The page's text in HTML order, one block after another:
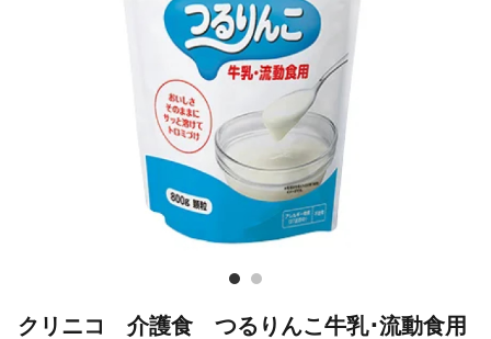
クリニコ 介護食 つるりんこ牛乳･流動食用